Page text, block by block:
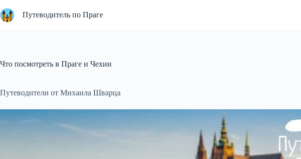
к
сути
Путеводитель по Праге
Что посмотреть в Праге и Чехии
Путеводители от Михаила Шварца